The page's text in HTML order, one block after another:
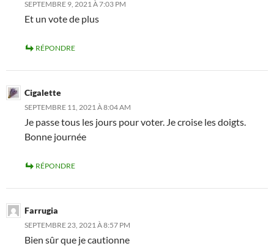
SEPTEMBRE 9, 2021 À 7:03 PM
Et un vote de plus
RÉPONDRE
Cigalette
SEPTEMBRE 11, 2021 À 8:04 AM
Je passe tous les jours pour voter. Je croise les doigts.
Bonne journée
RÉPONDRE
Farrugia
SEPTEMBRE 23, 2021 À 8:57 PM
Bien sûr que je cautionne